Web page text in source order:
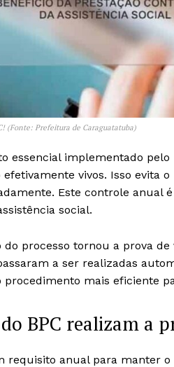
(Fonte: Prefeitura de Caraguatatuba)
essencial implementado
vivos. Isso evita
Este controle anual
social.
processo tornou a prova
a ser realizadas
mais eficiente
BPC realizam a
requisito anual para manter